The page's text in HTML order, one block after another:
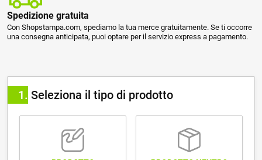
Spedizione gratuita
Con Shopstampa.com, spediamo la tua merce gratuitamente. Se ti occorre
una consegna anticipata, puoi optare per il servizio express a pagamento.
1 Seleziona il tipo di prodotto